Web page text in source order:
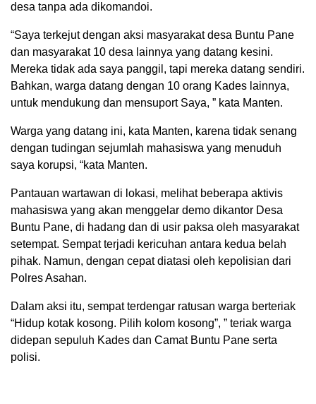
desa tanpa ada dikomandoi.
“Saya terkejut dengan aksi masyarakat desa Buntu Pane
dan masyarakat 10 desa lainnya yang datang kesini.
Mereka tidak ada saya panggil, tapi mereka datang sendiri.
Bahkan, warga datang dengan 10 orang Kades lainnya,
untuk mendukung dan mensuport Saya, ” kata Manten.
Warga yang datang ini, kata Manten, karena tidak senang
dengan tudingan sejumlah mahasiswa yang menuduh
saya korupsi, “kata Manten.
Pantauan wartawan di lokasi, melihat beberapa aktivis
mahasiswa yang akan menggelar demo dikantor Desa
Buntu Pane, di hadang dan di usir paksa oleh masyarakat
setempat. Sempat terjadi kericuhan antara kedua belah
pihak. Namun, dengan cepat diatasi oleh kepolisian dari
Polres Asahan.
Dalam aksi itu, sempat terdengar ratusan warga berteriak
“Hidup kotak kosong. Pilih kolom kosong”, ” teriak warga
didepan sepuluh Kades dan Camat Buntu Pane serta
polisi.